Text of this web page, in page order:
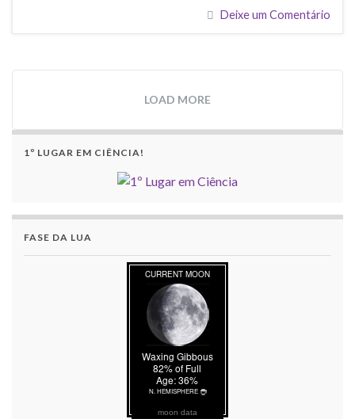
Deixe um Comentário
LOAD MORE
1º LUGAR EM CIÊNCIA!
FASE DA LUA
moon data